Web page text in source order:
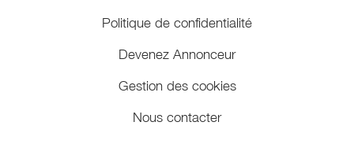
Politique de confidentialité
Devenez Annonceur
Gestion des cookies
Nous contacter